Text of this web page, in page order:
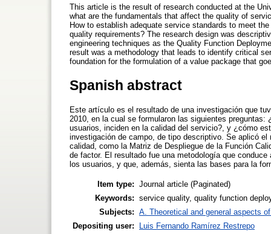
This article is the result of research conducted at the
what are the fundamentals that affect the quality of
How to establish adequate service standards to meet
quality requirements? The research design was
engineering techniques as the Quality Function
result was a methodology that leads to identify critical
foundation for the formulation of a value package that
Spanish abstract
Este artículo es el resultado de una investigación que
2010, en la cual se formularon las siguientes
usuarios, inciden en la calidad del servicio?, y ¿cómo
investigación de campo, de tipo descriptivo. Se aplicó
calidad, como la Matriz de Despliegue de la Función
de factor. El resultado fue una metodología que
los usuarios, y que, además, sienta las bases para la
Item type: Journal article (Paginated)
Keywords: service quality, quality function
Subjects: A. Theoretical and general aspects
Depositing user:
Luis Fernando Ramírez Restrepo